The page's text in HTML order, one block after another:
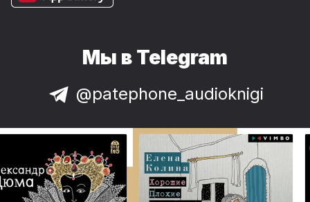
Мы в Telegram
@patephone_audioknigi